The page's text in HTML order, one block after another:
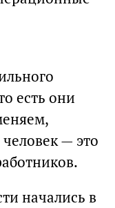
есть они
— это
начались в